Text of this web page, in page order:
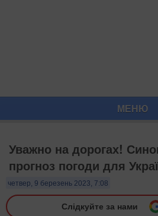
МЕНЮ
Уважно на дорогах!
прогноз погоди для
четвер, 9 березень 2023, 7:08
Слідкуйте за нами